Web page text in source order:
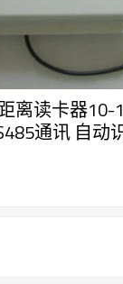
离读卡器
通讯 自动